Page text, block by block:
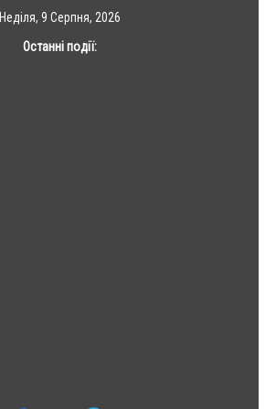
Неділя, 9 Серпня, 2026
Останні події: